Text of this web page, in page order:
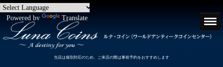
Powered by Translate
当店は個別対応のため、ご来店の際は事前予約をおすすめします